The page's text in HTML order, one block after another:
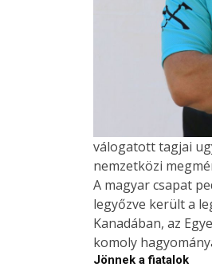
válogatott tagjai
nemzetközi
A magyar csapat
legyőzve került a
Kanadában, az
komoly
Jönnek a fiatalok